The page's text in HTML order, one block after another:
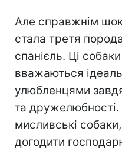
Але справжнім
стала третя
спанієль. Ці
вважаються
улюбленцями
та дружелюбності.
мисливські
догодити